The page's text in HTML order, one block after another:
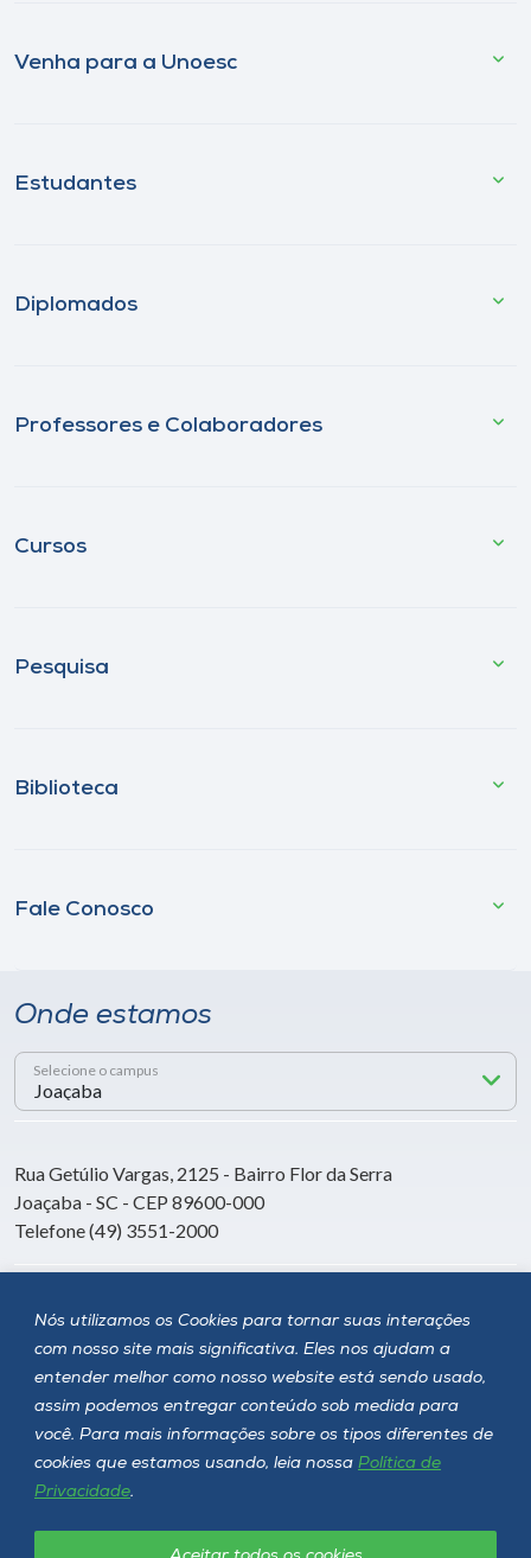
Nós utilizamos os Cookies para tornar suas interações
com nosso site mais significativa. Eles nos ajudam a
entender melhor como nosso website está sendo usado,
assim podemos entregar conteúdo sob medida para
você. Para mais informações sobre os tipos diferentes de
cookies que estamos usando, leia nossa Política de
Privacidade.
Venha para a Unoesc
Estudantes
Diplomados
Professores e Colaboradores
Cursos
Pesquisa
Biblioteca
Fale Conosco
Onde estamos
Selecione o campus
Rua Getúlio Vargas, 2125 - Bairro Flor da Serra
Joaçaba - SC - CEP 89600-000
Telefone (49) 3551-2000
Siga a Unoesc